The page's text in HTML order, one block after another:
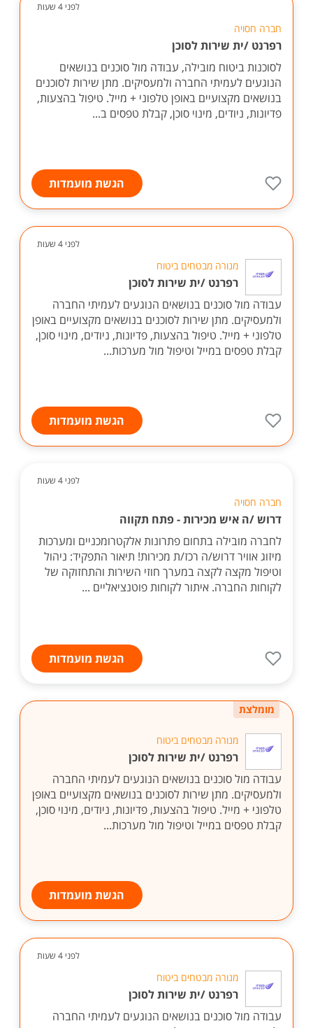
לפני 4 שעות
חברה חסויה
רפרנט /ית שירות לסוכן
לסוכנות ביטוח מובילה, עבודה מול סוכנים בנושאים
הנוגעים לעמיתי החברה ולמעסיקים. מתן שירות לסוכנים
בנושאים מקצועיים באופן טלפוני + מייל. טיפול בהצעות,
פדיונות, ניודים, מינוי סוכן, קבלת טפסים ב...
הגשת מועמדות
לפני 4 שעות
מנורה מבטחים ביטוח
רפרנט /ית שירות לסוכן
עבודה מול סוכנים בנושאים הנוגעים לעמיתי החברה
ולמעסיקים. מתן שירות לסוכנים בנושאים מקצועיים באופן
טלפוני + מייל. טיפול בהצעות, פדיונות, ניודים, מינוי סוכן,
קבלת טפסים במייל וטיפול מול מערכות...
הגשת מועמדות
לפני 4 שעות
חברה חסויה
דרוש /ה איש מכירות - פתח תקווה
לחברה מובילה בתחום פתרונות אלקטרומכניים ומערכות
מיזוג אוויר דרוש/ה רכז/ת מכירות! תיאור התפקיד: ניהול
וטיפול מקצה לקצה במערך חוזי השירות והתחזוקה של
לקוחות החברה. איתור לקוחות פוטנציאליים ...
הגשת מועמדות
מומלצת
מנורה מבטחים ביטוח
רפרנט /ית שירות לסוכן
עבודה מול סוכנים בנושאים הנוגעים לעמיתי החברה
ולמעסיקים. מתן שירות לסוכנים בנושאים מקצועיים באופן
טלפוני + מייל. טיפול בהצעות, פדיונות, ניודים, מינוי סוכן,
קבלת טפסים במייל וטיפול מול מערכות...
הגשת מועמדות
לפני 4 שעות
מנורה מבטחים ביטוח
רפרנט /ית שירות לסוכן
עבודה מול סוכנים בנושאים הנוגעים לעמיתי החברה